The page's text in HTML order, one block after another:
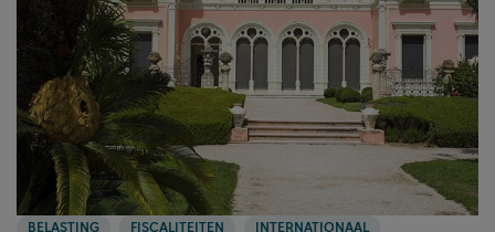
BELASTING FISCALITEITEN INTERNATIONAAL